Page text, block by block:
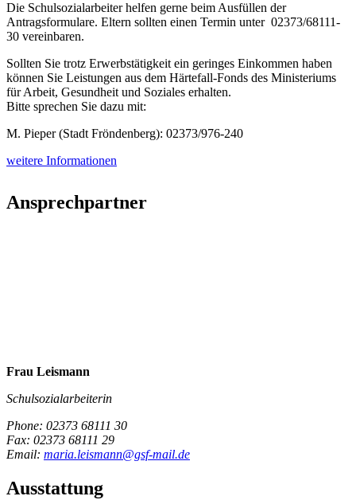
Die Schulsozialarbeiter helfen gerne beim Ausfüllen der
Antragsformulare. Eltern sollten einen Termin unter 02373/68111-
30 vereinbaren.
Sollten Sie trotz Erwerbstätigkeit ein geringes Einkommen haben
können Sie Leistungen aus dem Härtefall-Fonds des Ministeriums
für Arbeit, Gesundheit und Soziales erhalten.
Bitte sprechen Sie dazu mit:
M. Pieper (Stadt Fröndenberg): 02373/976-240
weitere Informationen
Ansprechpartner
Frau Leismann
Schulsozialarbeiterin
Phone: 02373 68111 30
Fax: 02373 68111 29
Email: maria.leismann@gsf-mail.de
Ausstattung